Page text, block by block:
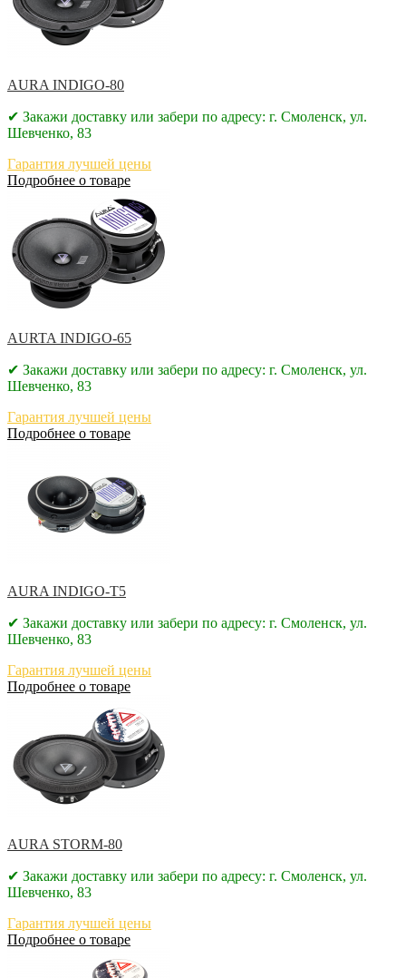
AURA INDIGO-80
✔ Закажи доставку или забери по адресу: г. Смоленск, ул.
Шевченко, 83
Гарантия лучшей цены
Подробнее о товаре
AURTA INDIGO-65
✔ Закажи доставку или забери по адресу: г. Смоленск, ул.
Шевченко, 83
Гарантия лучшей цены
Подробнее о товаре
AURA INDIGO-T5
✔ Закажи доставку или забери по адресу: г. Смоленск, ул.
Шевченко, 83
Гарантия лучшей цены
Подробнее о товаре
AURA STORM-80
✔ Закажи доставку или забери по адресу: г. Смоленск, ул.
Шевченко, 83
Гарантия лучшей цены
Подробнее о товаре